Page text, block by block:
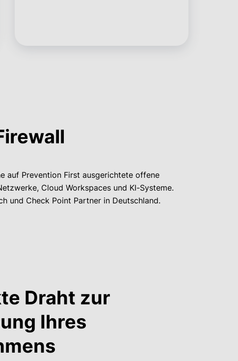
auf Prevention First ausgerichtete offene
Cloud Workspaces und KI-Systeme.
und Check Point Partner in Deutschland.
Draht zur
Ihres